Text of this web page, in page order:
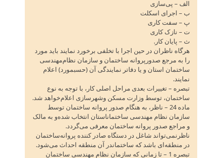
الف – پی‌سازی
ب – اجرای اسکلت
پ – سفت کاری
ت – نازک کاری
ث – پایان کار.
هرگاه ناظران در حین اجرا با تخلفی برخورد نمایند باید مورد
را به مرجع صدورپروانه ساختمان و سازمان نظام‌مهندسی
ساختمان استان و یا دفاتر نمایندگی آن (حسبمورد) اعلام
نمایند.
تبصره – تغییرات بعدی مراحل اصلی کار، با توجه به نوع
ساختمان‌، توسط وزارت مسکن وشهرسازی اعلام‌خواهد شد.
ماده 24 – ناظر، به هنگام صدور پروانه ساختمان توسط
سازمان نظام مهندسی ساختماناستان انتخاب شده‌و به مالک
و مراجع صدور پروانه ساختمان معرفی می‌گردد.
ناظرنمی‌تواند شاغل در دستگاه صادر کننده پروانه‌ساختمان
در منطقه‌ای باشد که ساختماندر آن منطقه احداث می‌شود.
تبصره 1 – تا زمانی که سازمان نظام مهندسی ساختمان